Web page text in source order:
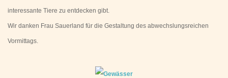
interessante Tiere zu entdecken gibt.
Wir danken Frau Sauerland für die Gestaltung des abwechslungsreichen
Vormittags.